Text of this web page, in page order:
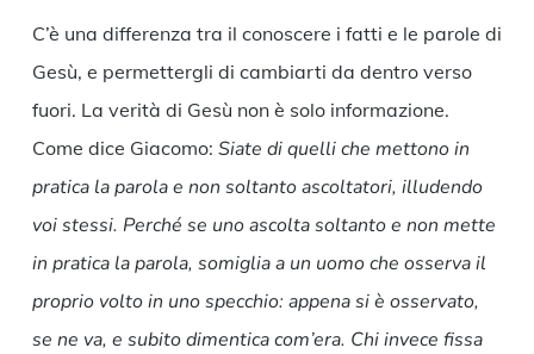
C’è una differenza tra il conoscere i fatti e le parole di
Gesù, e permettergli di cambiarti da dentro verso
fuori. La verità di Gesù non è solo informazione.
Come dice Giacomo: Siate di quelli che mettono in
pratica la parola e non soltanto ascoltatori, illudendo
voi stessi. Perché se uno ascolta soltanto e non mette
in pratica la parola, somiglia a un uomo che osserva il
proprio volto in uno specchio: appena si è osservato,
se ne va, e subito dimentica com’era. Chi invece fissa